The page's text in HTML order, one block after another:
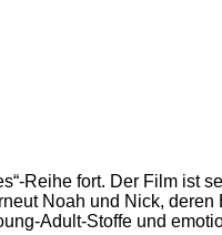
Reihe fort. Der Film ist
Noah und Nick,
Adult-Stoffe und